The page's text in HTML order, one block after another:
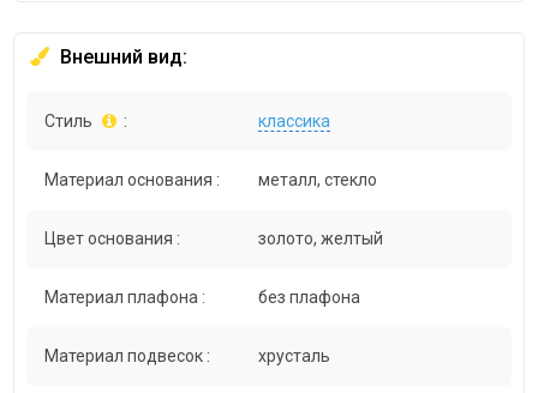
Внешний вид:
Стиль : классика
Материал основания : металл, стекло
Цвет основания : золото, желтый
Материал плафона : без плафона
Материал подвесок : хрусталь